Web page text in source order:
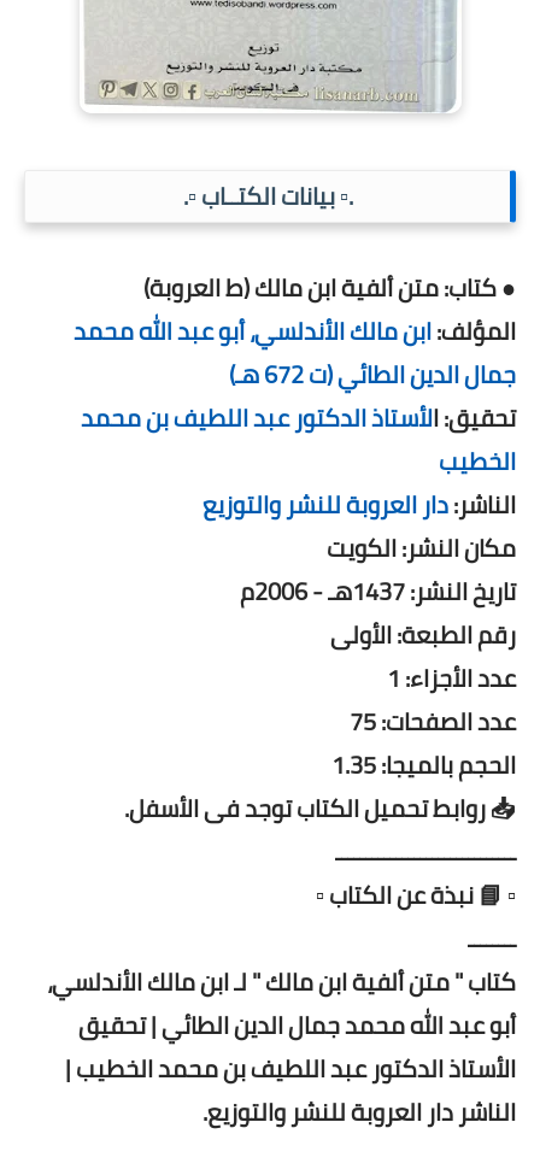
.▫️ بيانات الكتــاب ▫️.
● كتاب: متن ألفية ابن مالك (ط العروبة)
المؤلف:ابن مالك الأندلسي، أبو عبد الله محمد
جمال الدين الطائي (ت 672 هـ)
تحقيق: الأستاذ الدكتور عبد اللطيف بن محمد
الخطيب
الناشر:دار العروبة للنشر والتوزيع
مكان النشر: الكويت
تاريخ النشر: 1437هـ - 2006م
رقم الطبعة: الأولى
عدد الأجزاء: 1
عدد الصفحات: 75
الحجم بالميجا: 1.35
📥 روابط تحميل الكتاب توجد فى الأسفل.
ــــــــــــــــــــــــــــــ
▫️ 📘 نبذة عن الكتاب ▫️
ــــــــ
كتاب " متن ألفية ابن مالك " لـ ابن مالك الأندلسي،
أبو عبد الله محمد جمال الدين الطائي | تحقيق
الأستاذ الدكتور عبد اللطيف بن محمد الخطيب |
الناشر دار العروبة للنشر والتوزيع.